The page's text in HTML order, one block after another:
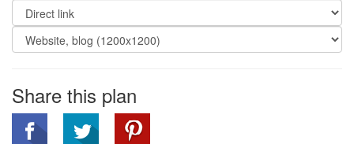
Share this plan